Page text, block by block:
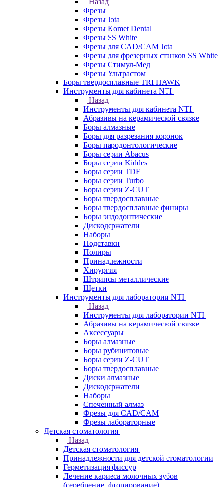
Назад
Фрезы
Фрезы Jota
Фрезы Komet Dental
Фрезы SS White
Фрезы для CAD/CAM Jota
Фрезы для фрезерных станков SS White
Фрезы Стимул-Мед
Фрезы Ультрастом
Боры твердосплавные TRI HAWK
Инструменты для кабинета NTI
Назад
Инструменты для кабинета NTI
Абразивы на керамической связке
Боры алмазные
Боры для разрезания коронок
Боры пародонтологические
Боры серии Abacus
Боры серии Kiddes
Боры серии TDF
Боры серии Turbo
Боры серии Z-CUT
Боры твердосплавные
Боры твердосплавные финиры
Боры эндодонтические
Дискодержатели
Наборы
Подставки
Полиры
Принадлежности
Хирургия
Штрипсы металлические
Щетки
Инструменты для лаборатории NTI
Назад
Инструменты для лаборатории NTI
Абразивы на керамической связке
Аксессуары
Боры алмазные
Боры рубинитовые
Боры серии Z-CUT
Боры твердосплавные
Диски алмазные
Дискодержатели
Наборы
Спеченный алмаз
Фрезы для CAD/CAM
Фрезы лабораторные
Детская стоматология
Назад
Детская стоматология
Принадлежности для детской стоматологии
Герметизация фиссур
Лечение кариеса молочных зубов
(серебрение, фторирование)